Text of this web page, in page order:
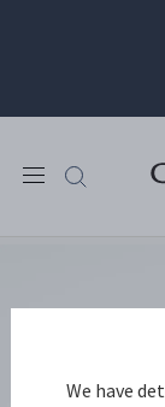
We have